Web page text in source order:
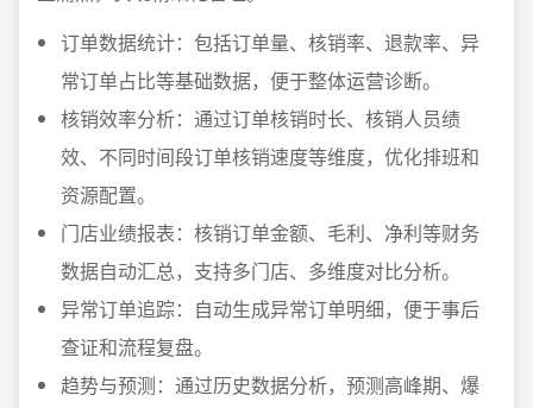
订单数据统计：包括订单量、核销率、退款率、异
常订单占比等基础数据，便于整体运营诊断。
核销效率分析：通过订单核销时长、核销人员绩
效、不同时间段订单核销速度等维度，优化排班和
资源配置。
门店业绩报表：核销订单金额、毛利、净利等财务
数据自动汇总，支持多门店、多维度对比分析。
异常订单追踪：自动生成异常订单明细，便于事后
查证和流程复盘。
趋势与预测：通过历史数据分析，预测高峰期、爆